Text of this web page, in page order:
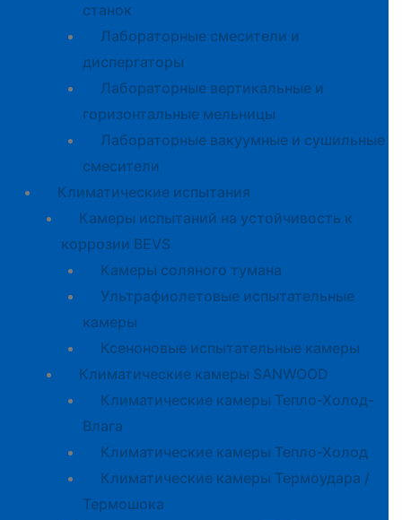
станок
Лабораторные смесители и
диспергаторы
Лабораторные вертикальные и
горизонтальные мельницы
Лабораторные вакуумные и сушильные
смесители
Климатические испытания
Камеры испытаний на устойчивость к
коррозии BEVS
Камеры соляного тумана
Ультрафиолетовые испытательные
камеры
Ксеноновые испытательные камеры
Климатические камеры SANWOOD
Климатические камеры Тепло-Холод-
Влага
Климатические камеры Тепло-Холод
Климатические камеры Термоудара /
Термошока